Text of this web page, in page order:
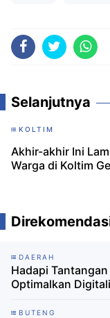
Selanjutnya
KOLTIM
Akhir-akhir Ini Lampu
Warga di Koltim
DAERAH
Hadapi
Optimalkan
BUTENG